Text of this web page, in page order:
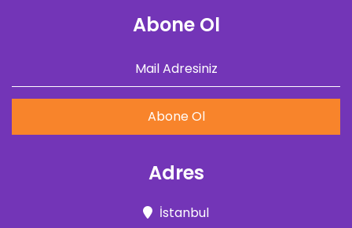
Abone Ol
Abone Ol
Adres
İstanbul